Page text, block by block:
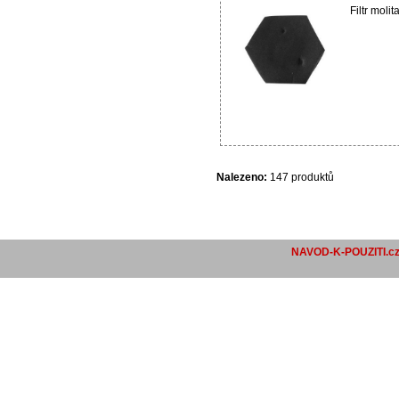
Filtr
Nalezeno: 147 produktů
NAVOD-K-POUZITI.cz